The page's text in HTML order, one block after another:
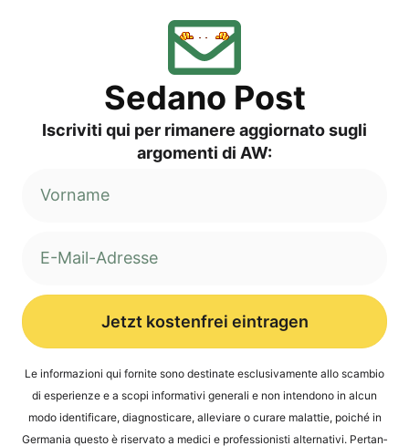
Sed­a­no Post
Iscri­vi­ti qui per rima­ne­re aggior­na­to sug­li
argo­men­ti di AW:
Jetzt kostenfrei eintragen
Le infor­ma­zio­ni qui for­ni­te sono desti­na­te esclu­si­v­a­men­te allo scam­bio
di espe­ri­en­ze e a sco­pi infor­ma­ti­vi gene­ra­li e non inten­do­no in alcun
modo iden­ti­fi­ca­re, dia­gno­sti­ca­re, alle­vi­a­re o cura­re malat­tie, poi­ché in
Ger­ma­nia ques­to è riser­va­to a medi­ci e pro­fes­sio­nis­ti alter­na­ti­vi. Per­tan­